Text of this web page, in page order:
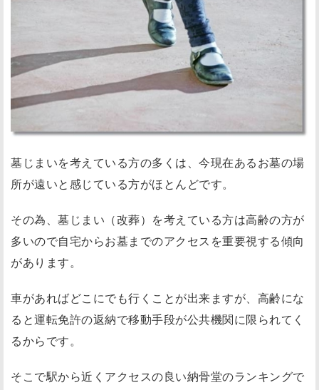
墓じまいを考えている方の多くは、今現在あるお墓の場
所が遠いと感じている方がほとんどです。
その為、墓じまい（改葬）を考えている方は高齢の方が
多いので自宅からお墓までのアクセスを重要視する傾向
があります。
車があればどこにでも行くことが出来ますが、高齢にな
ると運転免許の返納で移動手段が公共機関に限られてく
るからです。
そこで駅から近くアクセスの良い納骨堂のランキングで